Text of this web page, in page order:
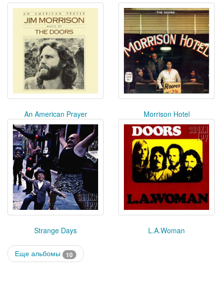
An American Prayer Morrison Hotel
Strange Days L.A.Woman
Еще альбомы 10